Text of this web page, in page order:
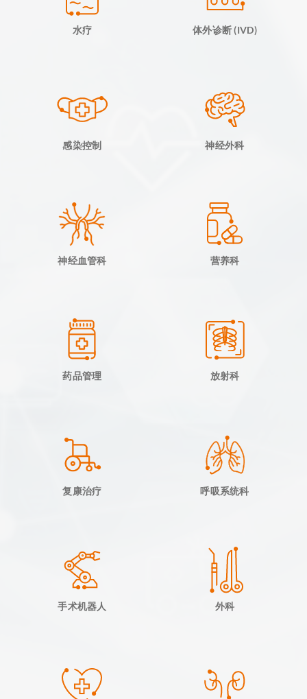
水疗 体外诊断 (IVD)
感染控制 神经外科
神经血管科 营养科
药品管理 放射科
复康治疗 呼吸系统科
手术机器人 外科